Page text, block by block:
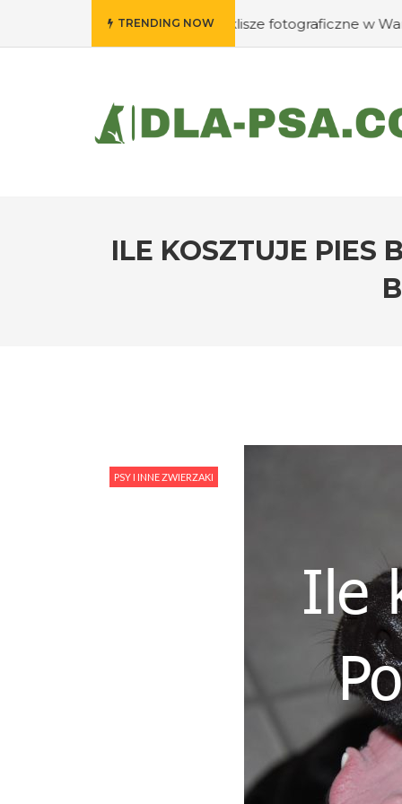
TRENDING NOW
wywołać swoje klisze fotograficzne w Warszawie?
ILE KOSZTUJE PIES
PSY I INNE ZWIERZAKI